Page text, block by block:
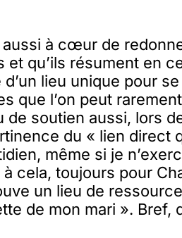
à cœur de
et qu’ils résument en
lieu unique pour
que l’on peut
de soutien aussi, lors
du « lien direct
même si je
cela, toujours pour
un lieu de
de mon mari ». Bref,